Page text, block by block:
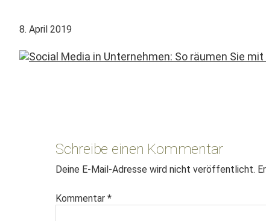
Agenturen
8. April 2019
Schreibe einen Kommentar
Deine E-Mail-Adresse wird nicht veröffentlicht.
Kommentar *